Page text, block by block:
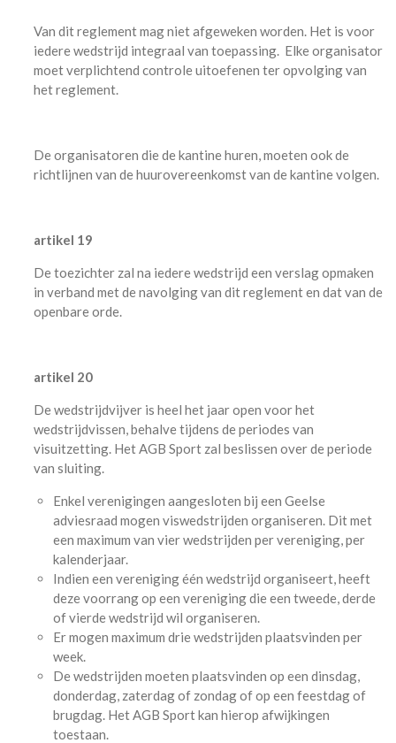
Van dit reglement mag niet afgeweken worden. Het is voor
iedere wedstrijd integraal van toepassing. Elke organisator
moet verplichtend controle uitoefenen ter opvolging van
het reglement.
De organisatoren die de kantine huren, moeten ook de
richtlijnen van de huurovereenkomst van de kantine volgen.
artikel 19
De toezichter zal na iedere wedstrijd een verslag opmaken
in verband met de navolging van dit reglement en dat van de
openbare orde.
artikel 20
De wedstrijdvijver is heel het jaar open voor het
wedstrijdvissen, behalve tijdens de periodes van
visuitzetting. Het AGB Sport zal beslissen over de periode
van sluiting.
Enkel verenigingen aangesloten bij een Geelse
adviesraad mogen viswedstrijden organiseren. Dit met
een maximum van vier wedstrijden per vereniging, per
kalenderjaar.
Indien een vereniging één wedstrijd organiseert, heeft
deze voorrang op een vereniging die een tweede, derde
of vierde wedstrijd wil organiseren.
Er mogen maximum drie wedstrijden plaatsvinden per
week.
De wedstrijden moeten plaatsvinden op een dinsdag,
donderdag, zaterdag of zondag of op een feestdag of
brugdag. Het AGB Sport kan hierop afwijkingen
toestaan.